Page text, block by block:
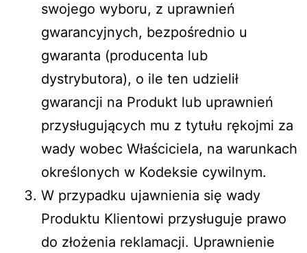
swojego wyboru, z uprawnień
gwarancyjnych, bezpośrednio u
gwaranta (producenta lub
dystrybutora), o ile ten udzielił
gwarancji na Produkt lub uprawnień
przysługujących mu z tytułu rękojmi za
wady wobec Właściciela, na warunkach
określonych w Kodeksie cywilnym.
W przypadku ujawnienia się wady
Produktu Klientowi przysługuje prawo
do złożenia reklamacji. Uprawnienie